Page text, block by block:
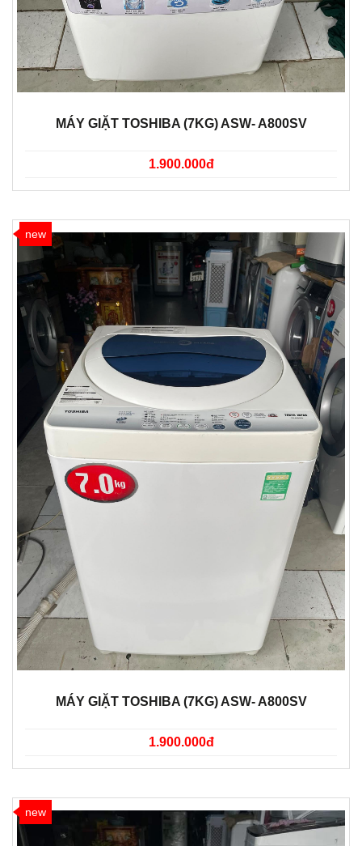
MÁY GIẶT TOSHIBA (7KG) ASW- A800SV
1.900.000đ
new
MÁY GIẶT TOSHIBA (7KG) ASW- A800SV
1.900.000đ
new